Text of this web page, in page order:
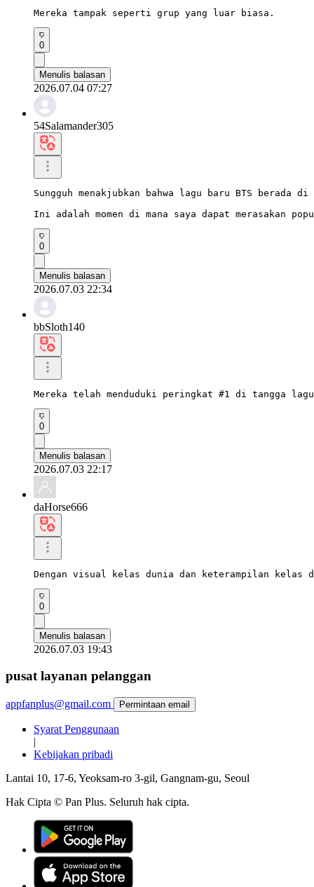
Mereka tampak seperti grup yang luar biasa.
0
Menulis balasan
2026.07.04 07:27
54Salamander305
Sungguh menakjubkan bahwa lagu baru BTS
Ini adalah momen di mana saya dapat merasakan
0
Menulis balasan
2026.07.03 22:34
bbSloth140
Mereka telah menduduki peringkat #1 di tangga
0
Menulis balasan
2026.07.03 22:17
daHorse666
Dengan visual kelas dunia dan keterampilan kelas
0
Menulis balasan
2026.07.03 19:43
pusat layanan pelanggan
appfanplus@gmail.com Permintaan email
Syarat Penggunaan
|
Kebijakan pribadi
Lantai 10, 17-6, Yeoksam-ro 3-gil, Gangnam-gu, Seoul
Hak Cipta © Pan Plus. Seluruh hak cipta.